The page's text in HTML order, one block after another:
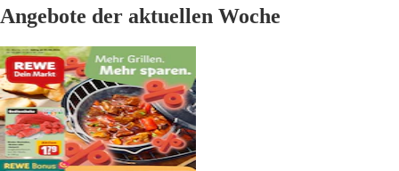
Angebote der aktuellen Woche